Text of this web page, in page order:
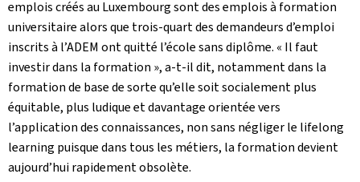
emplois créés au Luxembourg sont des emplois à formation
universitaire alors que trois-quart des demandeurs d’emploi
inscrits à l’ADEM ont quitté l’école sans diplôme. « Il faut
investir dans la formation », a-t-il dit, notamment dans la
formation de base de sorte qu’elle soit socialement plus
équitable, plus ludique et davantage orientée vers
l’application des connaissances, non sans négliger le lifelong
learning puisque dans tous les métiers, la formation devient
aujourd’hui rapidement obsolète.